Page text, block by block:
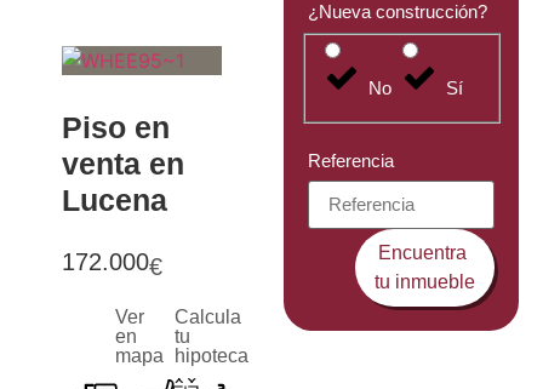
Piso en
venta en
Lucena
172.000€
Ver
en
mapa
Calcula
tu
hipoteca
¿Nueva construcción?
No Sí
Referencia
Encuentra
tu inmueble